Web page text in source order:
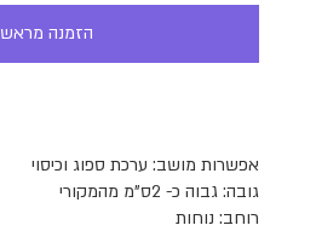
הזמנה מראש
אפשרות מושב: ערכת ספוג וכיסוי
גובה: גבוה כ- 2ס"מ מהמקורי
רוחב: נוחות